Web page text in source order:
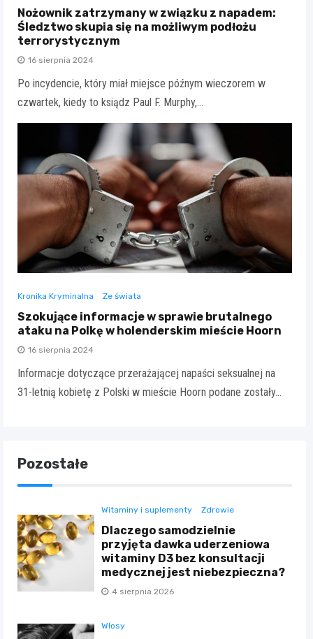
Nożownik zatrzymany w związku z napadem:
Śledztwo skupia się na możliwym podłożu
terrorystycznym
16 sierpnia 2024
Po incydencie, który miał miejsce późnym wieczorem w
czwartek, kiedy to ksiądz Paul F. Murphy,…
Kronika Kryminalna Ze świata
Szokujące informacje w sprawie brutalnego
ataku na Polkę w holenderskim mieście Hoorn
16 sierpnia 2024
Informacje dotyczące przerażającej napaści seksualnej na
31-letnią kobietę z Polski w mieście Hoorn podane zostały…
Pozostałe
Witaminy i suplementy Zdrowie
Dlaczego samodzielnie
przyjęta dawka uderzeniowa
witaminy D3 bez konsultacji
medycznej jest niebezpieczna?
4 sierpnia 2026
Włosy